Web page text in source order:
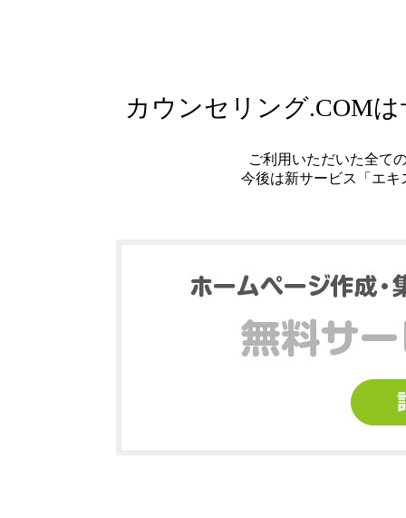
カウンセリング.COM
ご利用いただいた全て
今後は新サービス「エ